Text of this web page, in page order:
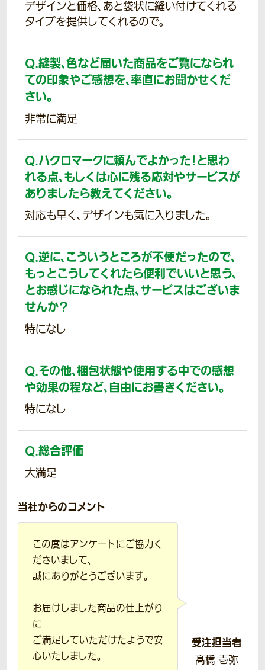
デザインと価格、あと袋状に縫い付けてくれる
タイプを提供してくれるので。
Q.縫製、色など届いた商品をご覧になられ
ての印象やご感想を、率直にお聞かせくだ
さい。
非常に満足
Q.ハクロマークに頼んでよかった！と思わ
れる点、もしくは心に残る応対やサービスが
ありましたら教えてください。
対応も早く、デザインも気に入りました。
Q.逆に、こういうところが不便だったので、
もっとこうしてくれたら便利でいいと思う、
とお感じになられた点、サービスはございま
せんか？
特になし
Q.その他、梱包状態や使用する中での感想
や効果の程など、自由にお書きください。
特になし
Q.総合評価
大満足
当社からのコメント
この度はアンケートにご協力く
ださいまして、
誠にありがとうございます。
お届けしました商品の仕上がり
に
ご満足していただけたようで安
心いたしました。
受注担当者
髙橋 壱弥